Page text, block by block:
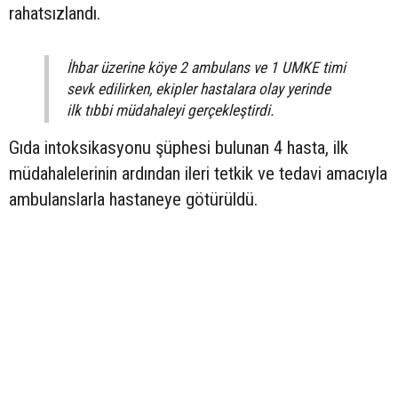
rahatsızlandı.
İhbar üzerine köye 2 ambulans ve 1 UMKE timi
sevk edilirken, ekipler hastalara olay yerinde
ilk tıbbi müdahaleyi gerçekleştirdi.
Gıda intoksikasyonu şüphesi bulunan 4 hasta, ilk
müdahalelerinin ardından ileri tetkik ve tedavi amacıyla
ambulanslarla hastaneye götürüldü.